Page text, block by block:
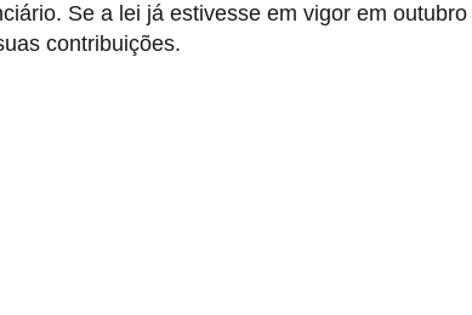
Se a lei já estivesse em vigor em
contribuições.